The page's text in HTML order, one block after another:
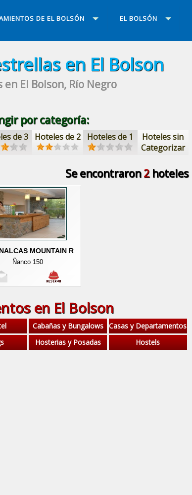
DE EL BOLSÓN EL BOLSÓN
en El Bolson
en El Bolson, Río Negro
por categoría:
de 3 Hoteles de 2 Hoteles de 1
Hoteles sin
Categorizar
Se encontraron2hoteles
MOUNTAIN R
Ñanco 150
en El Bolson
Cabañas y Bungalows Casas y Departamentos
Hosterias y Posadas
Hostels